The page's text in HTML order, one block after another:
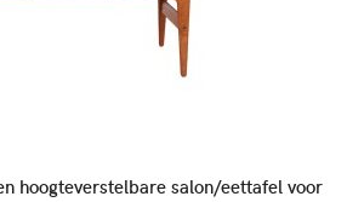
hoogteverstelbare salon/eettafel voor